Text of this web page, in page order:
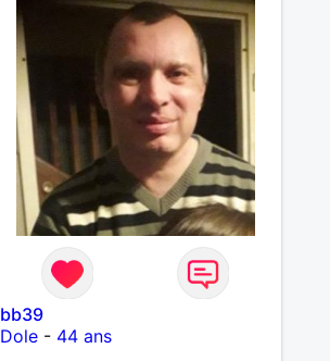
bb39
Dole - 44 ans